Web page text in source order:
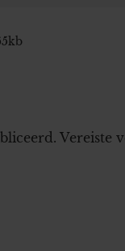
Vereiste